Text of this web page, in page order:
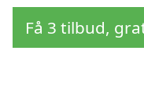
Få 3 tilbud,